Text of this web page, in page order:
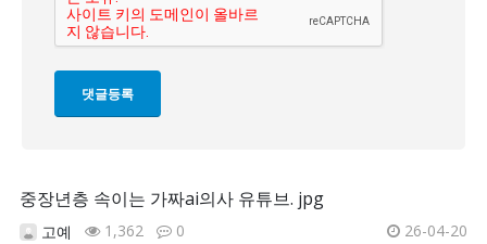
중장년층 속이는 가짜ai의사 유튜브. jpg
고예 1,362 0 26-04-20